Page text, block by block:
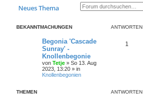
Neues Thema Suche
Erweiterte Suche
BEKANNTMACHUNGEN ANTWORTEN
Begonia 'Cascade
Sunray' -
Knollenbegonie
von Tetje » So 13. Aug
2023, 13:20 » in
Knollenbegonien
1
THEMEN ANTWORTEN